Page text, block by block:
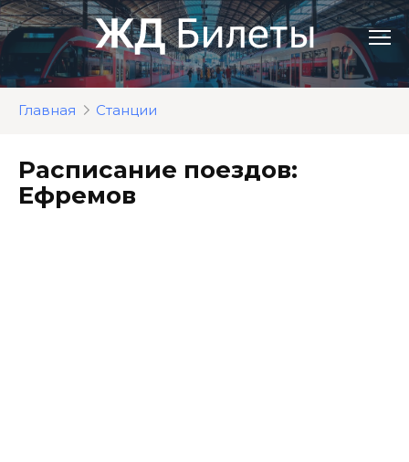
Перейти
к
контенту
Главная Станции
Расписание поездов:
Ефремов